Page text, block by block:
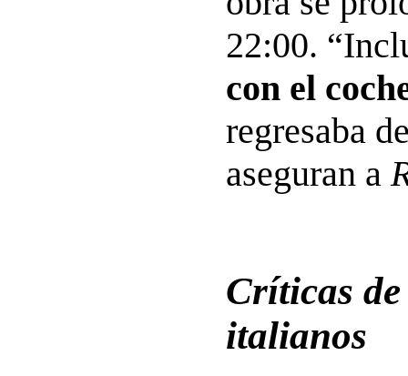
22:00.
con el
regresaba
aseguran a
Críticas
italianos